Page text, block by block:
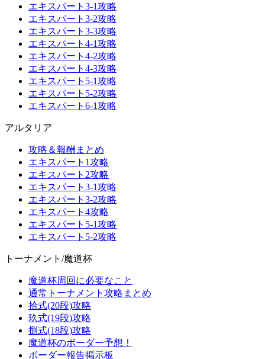
エキスパート3-1攻略
エキスパート3-2攻略
エキスパート3-3攻略
エキスパート4-1攻略
エキスパート4-2攻略
エキスパート4-3攻略
エキスパート5-1攻略
エキスパート5-2攻略
エキスパート6-1攻略
アルタリア
攻略＆報酬まとめ
エキスパート1攻略
エキスパート2攻略
エキスパート3-1攻略
エキスパート3-2攻略
エキスパート4攻略
エキスパート5-1攻略
エキスパート5-2攻略
トーナメント/魔道杯
魔道杯周回に必要なこと
通常トーナメント攻略まとめ
拾式(20段)攻略
玖式(19段)攻略
捌式(18段)攻略
魔道杯のボーダー予想！
ボーダー報告掲示板